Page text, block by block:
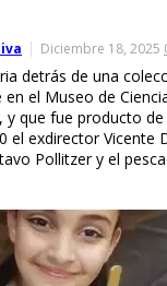
Diciembre 18, 2025
detrás de una
en el Museo de
que fue producto
el exdirector Vicente
Pollitzer y el